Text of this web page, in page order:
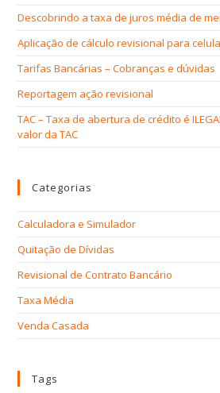
Descobrindo a taxa de juros média de
Aplicação de cálculo revisional para
Tarifas Bancárias – Cobranças e dúvidas
Reportagem ação revisional
TAC – Taxa de abertura de crédito é
valor da TAC
Categorias
Calculadora e Simulador
Quitação de Dívidas
Revisional de Contrato Bancário
Taxa Média
Venda Casada
Tags